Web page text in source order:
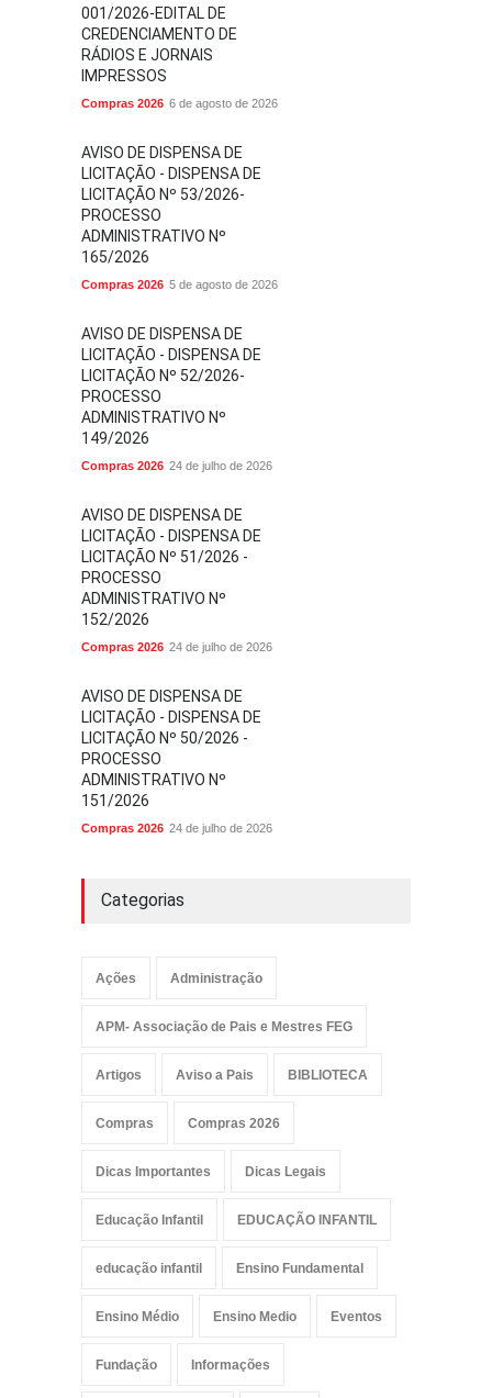
001/2026-EDITAL DE
CREDENCIAMENTO DE
RÁDIOS E JORNAIS
IMPRESSOS
Compras 2026 6 de agosto de 2026
AVISO DE DISPENSA DE
LICITAÇÃO - DISPENSA DE
LICITAÇÃO Nº 53/2026-
PROCESSO
ADMINISTRATIVO Nº
165/2026
Compras 2026 5 de agosto de 2026
AVISO DE DISPENSA DE
LICITAÇÃO - DISPENSA DE
LICITAÇÃO Nº 52/2026-
PROCESSO
ADMINISTRATIVO Nº
149/2026
Compras 2026 24 de julho de 2026
AVISO DE DISPENSA DE
LICITAÇÃO - DISPENSA DE
LICITAÇÃO Nº 51/2026 -
PROCESSO
ADMINISTRATIVO Nº
152/2026
Compras 2026 24 de julho de 2026
AVISO DE DISPENSA DE
LICITAÇÃO - DISPENSA DE
LICITAÇÃO Nº 50/2026 -
PROCESSO
ADMINISTRATIVO Nº
151/2026
Compras 2026 24 de julho de 2026
Categorias
Ações Administração
APM- Associação de Pais e Mestres FEG
Artigos Aviso a Pais BIBLIOTECA
Compras Compras 2026
Dicas Importantes Dicas Legais
Educação Infantil EDUCAÇÃO INFANTIL
educação infantil Ensino Fundamental
Ensino Médio Ensino Medio Eventos
Fundação Informações